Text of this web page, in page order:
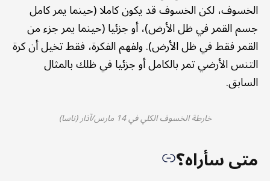
الخسوف، لكن الخسوف قد يكون كاملا (حينما يمر كامل
جسم القمر في ظل الأرض)، أو جزئيا (حينما يمر جزء من
القمر فقط في ظل الأرض). ولفهم الفكرة، فقط تخيل أن كرة
التنس الأرضي تمر بالكامل أو جزئيا في ظلك بالمثال
السابق.
خارطة الخسوف الكلي في 14 مارس/آذار (ناسا)
متى سأراه؟